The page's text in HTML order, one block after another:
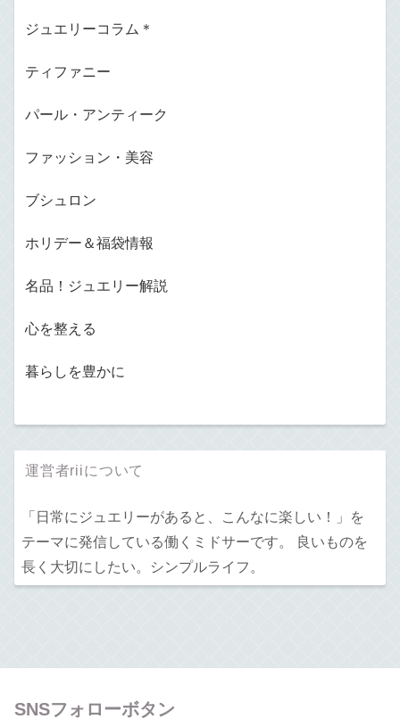
ジュエリーコラム＊
ティファニー
パール・アンティーク
ファッション・美容
ブシュロン
ホリデー＆福袋情報
名品！ジュエリー解説
心を整える
暮らしを豊かに
運営者riiについて
「日常にジュエリーがあると、こんなに楽しい！」を
テーマに発信している働くミドサーです。 良いものを
長く大切にしたい。シンプルライフ。
SNSフォローボタン